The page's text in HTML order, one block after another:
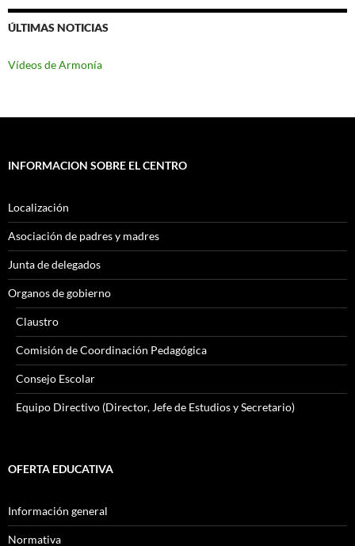
ÚLTIMAS NOTICIAS
Vídeos de Armonía
INFORMACION SOBRE EL CENTRO
Localización
Asociación de padres y madres
Junta de delegados
Organos de gobierno
Claustro
Comisión de Coordinación Pedagógica
Consejo Escolar
Equipo Directivo (Director, Jefe de Estudios y Secretario)
OFERTA EDUCATIVA
Información general
Normativa